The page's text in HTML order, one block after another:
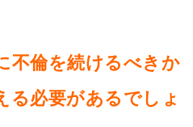
不倫を続けるべきか
る必要があるでしょ